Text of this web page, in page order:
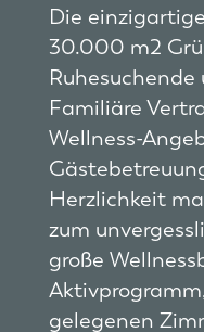
Die
30.000 m2
Familiäre
Wellness-
Herzlichkeit
zum
große
gelegenen